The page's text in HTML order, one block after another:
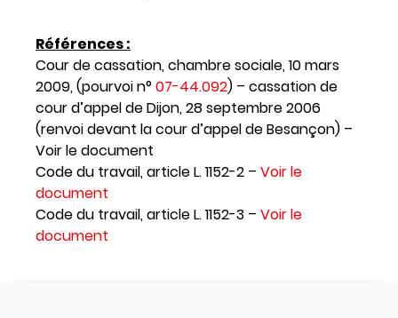
Références :
Cour de cassation, chambre sociale, 10 mars
2009, (pourvoi n° 07-44.092) – cassation de
cour d’appel de Dijon, 28 septembre 2006
(renvoi devant la cour d’appel de Besançon) –
Voir le document
Code du travail, article L. 1152-2 – Voir le
document
Code du travail, article L. 1152-3 – Voir le
document